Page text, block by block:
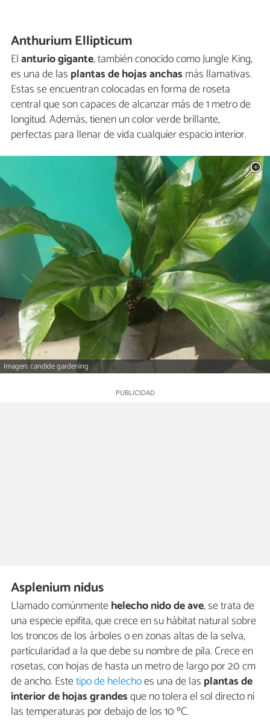
Anthurium Ellipticum
Elanturio gigante, también conocido como Jungle King,
es una de las plantas de hojas anchas más llamativas.
Estas se encuentran colocadas en forma de roseta
central que son capaces de alcanzar más de 1 metro de
longitud. Además, tienen un color verde brillante,
perfectas para llenar de vida cualquier espacio interior.
Imagen: candide gardening
Asplenium nidus
Llamado comúnmentehelecho nido de ave, se trata de
una especie epifita, que crece en su hábitat natural sobre
los troncos de los árboles o en zonas altas de la selva,
particularidad a la que debe su nombre de pila. Crece en
rosetas, con hojas de hasta un metro de largo por 20 cm
de ancho. Estetipo de helechoes una de las plantas de
interior de hojas grandesque no tolera el sol directo ni
las temperaturas por debajo de los 10 ºC.